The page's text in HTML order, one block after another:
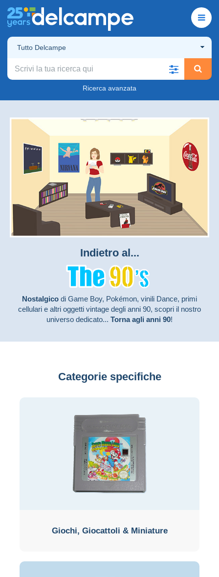
Tutto Delcampe
Ricerca avanzata
Indietro al...
Nostalgico di Game Boy, Pokémon, vinili Dance, primi
cellulari e altri oggetti vintage degli anni 90, scopri il nostro
universo dedicato... Torna agli anni 90!
Categorie specifiche
Giochi, Giocattoli & Miniature